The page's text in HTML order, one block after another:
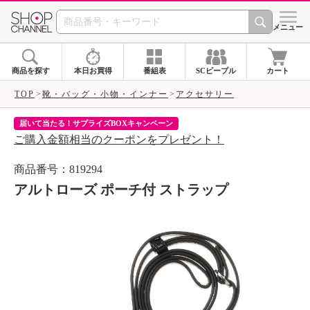
SHOP CHANNEL シメニュー
商品を探す 本日お買得 番組表 SCピープル カート
TOP 靴・バッグ・小物・インナー アクセサリー
届いて当たる！サプライズBOXキャンペーン
ご購入金額相当のクーポンをプレゼント！
商品番号：819294
アルトローズ ポーチ付 ストラップ